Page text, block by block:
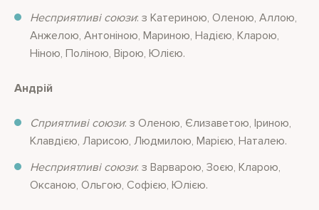
Несприятливі союзи: з Катериною, Оленою, Аллою,
Анжелою, Антоніною, Мариною, Надією, Кларою,
Ніною, Поліною, Вірою, Юлією.
Андрій
Сприятливі союзи: з Оленою, Єлизаветою, Іриною,
Клавдією, Ларисою, Людмилою, Марією, Наталею.
Несприятливі союзи: з Варварою, Зоєю, Кларою,
Оксаною, Ольгою, Софією, Юлією.